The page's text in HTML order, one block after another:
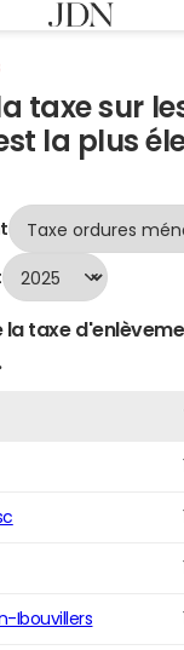
ordures ménagères
taxe sur
la plus
la taxe
Ibouvillers